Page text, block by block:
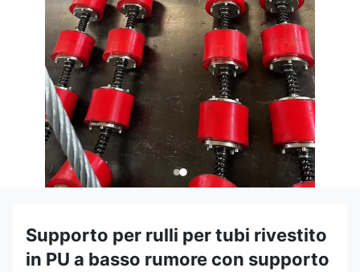
Supporto per rulli per tubi rivestito
in PU a basso rumore con supporto